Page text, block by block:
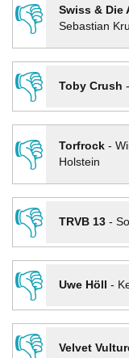
👎
Swiss & Die
Sebastian
👎
Toby Crush -
👎
Torfrock-
Holstein
👎
TRVB 13-
👎
Uwe Höll -
👎
Velvet